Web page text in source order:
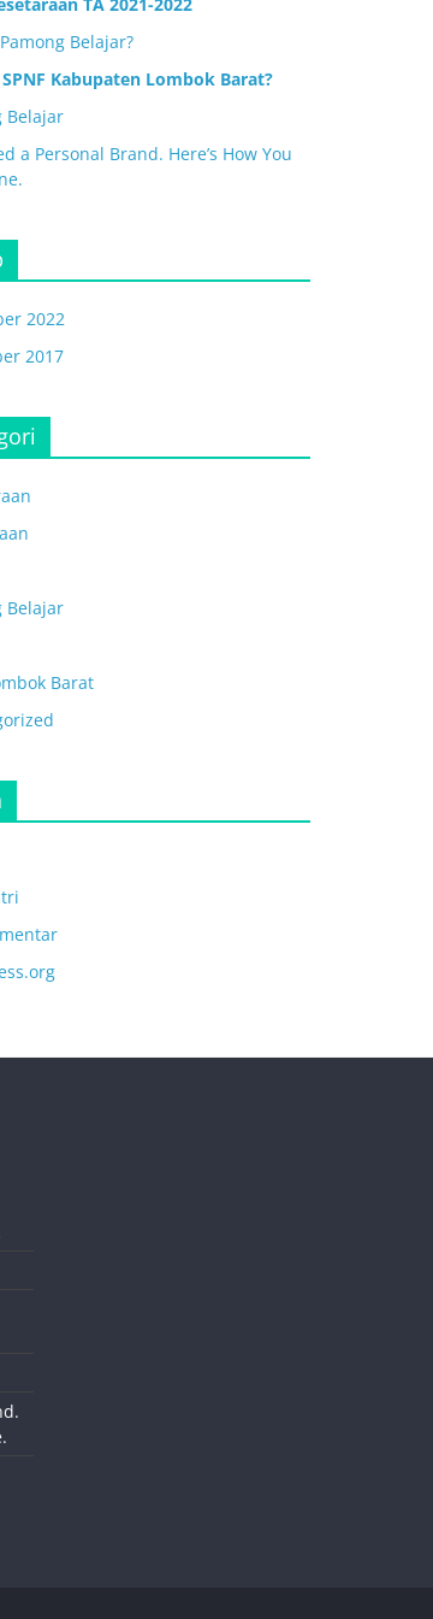
Belajar?
Kabupaten Lombok Barat?
Belajar
a Personal Brand. Here’s How You
2022
2017
Belajar
Barat